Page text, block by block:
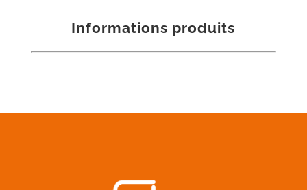
Informations produits